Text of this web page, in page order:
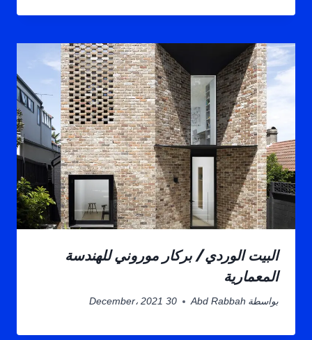
البيت الوردي / بركار موروني للهندسة
المعمارية
بواسطة Abd Rabbah 30 December، 2021